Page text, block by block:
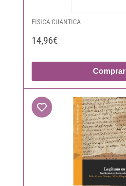
FISICA CUANTICA
14,96€
Comprar